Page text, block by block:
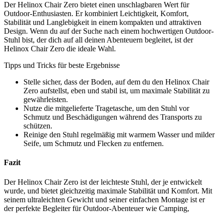
Der Helinox Chair Zero bietet einen unschlagbaren Wert für
Outdoor-Enthusiasten. Er kombiniert Leichtigkeit, Komfort,
Stabilität und Langlebigkeit in einem kompakten und attraktiven
Design. Wenn du auf der Suche nach einem hochwertigen Outdoor-
Stuhl bist, der dich auf all deinen Abenteuern begleitet, ist der
Helinox Chair Zero die ideale Wahl.
Tipps und Tricks für beste Ergebnisse
Stelle sicher, dass der Boden, auf dem du den Helinox Chair
Zero aufstellst, eben und stabil ist, um maximale Stabilität zu
gewährleisten.
Nutze die mitgelieferte Tragetasche, um den Stuhl vor
Schmutz und Beschädigungen während des Transports zu
schützen.
Reinige den Stuhl regelmäßig mit warmem Wasser und milder
Seife, um Schmutz und Flecken zu entfernen.
Fazit
Der Helinox Chair Zero ist der leichteste Stuhl, der je entwickelt
wurde, und bietet gleichzeitig maximale Stabilität und Komfort. Mit
seinem ultraleichten Gewicht und seiner einfachen Montage ist er
der perfekte Begleiter für Outdoor-Abenteuer wie Camping,